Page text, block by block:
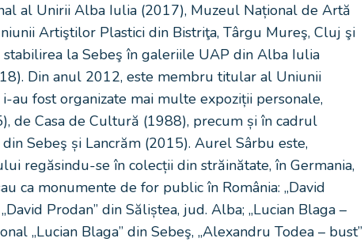
al Unirii Alba Iulia (2017), Muzeul Național de Artă
Artiştilor Plastici din Bistriţa, Târgu Mureş, Cluj şi
la Sebeş în galeriile UAP din Alba Iulia
Din anul 2012, este membru titular al Uniunii
au fost organizate mai multe expoziții personale,
de Casa de Cultură (1988), precum și în cadrul
Sebeş și Lancrăm (2015). Aurel Sârbu este,
regăsindu-se în colecții din străinătate, în Germania,
ca monumente de for public în România: „David
Prodan” din Săliștea, jud. Alba; „Lucian Blaga –
„Lucian Blaga” din Sebeş, „Alexandru Todea – bust”